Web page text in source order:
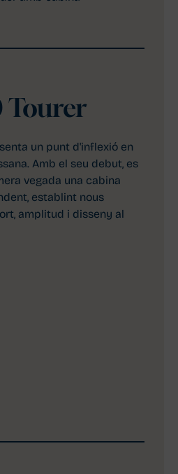
Tourer
un punt d'inflexió en
Amb el seu debut, es
vegada una cabina
establint nous
amplitud i disseny al